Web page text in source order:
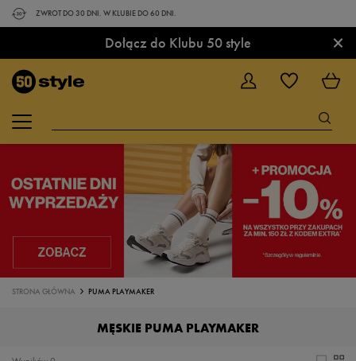
ZWROT DO 30 DNI. W KLUBIE DO 60 DNI.
Dołącz do Klubu 50 style ×
STRONA GŁÓWNA PUMA PLAYMAKER
MĘSKIE PUMA PLAYMAKER